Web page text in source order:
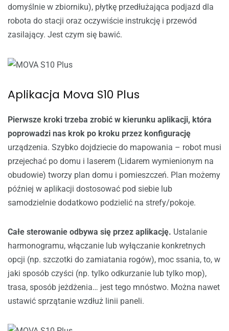
domyślnie w zbiorniku), płytkę przedłużająca podjazd dla
robota do stacji oraz oczywiście instrukcję i przewód
zasilający. Jest czym się bawić.
Aplikacja Mova S10 Plus
Pierwsze kroki trzeba zrobić w kierunku aplikacji, która
poprowadzi nas krok po kroku przez konfigurację
urządzenia. Szybko dojdziecie do mapowania – robot musi
przejechać po domu i laserem (Lidarem wymienionym na
obudowie) tworzy plan domu i pomieszczeń. Plan możemy
później w aplikacji dostosować pod siebie lub
samodzielnie dodatkowo podzielić na strefy/pokoje.
Całe sterowanie odbywa się przez aplikację. Ustalanie
harmonogramu, włączanie lub wyłączanie konkretnych
opcji (np. szczotki do zamiatania rogów), moc ssania, to, w
jaki sposób czyści (np. tylko odkurzanie lub tylko mop),
trasa, sposób jeżdżenia… jest tego mnóstwo. Można nawet
ustawić sprzątanie wzdłuż linii paneli.